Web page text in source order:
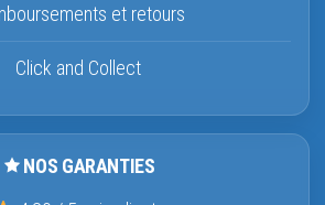
et retours
Click and Collect
NOS GARANTIES